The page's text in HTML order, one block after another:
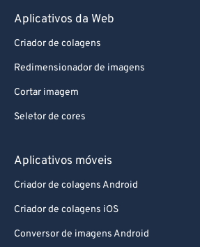
Aplicativos da Web
Criador de colagens
Redimensionador de imagens
Cortar imagem
Seletor de cores
Aplicativos móveis
Criador de colagens Android
Criador de colagens iOS
Conversor de imagens Android